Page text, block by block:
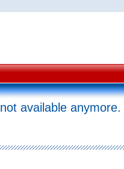
available anymore.